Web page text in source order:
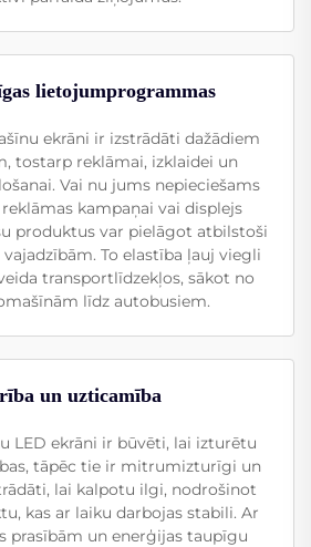
lietojumprogrammas
ekrāni ir izstrādāti dažādiem
tostarp reklāmai, izklaidei un
Vai nu jums nepieciešams
kampaņai vai displejs
produktus var pielāgot atbilstoši
To elastība ļauj viegli
transportlīdzekļos, sākot no
līdz autobusiem.
un uzticamība
LED ekrāni ir būvēti, lai izturētu
tāpēc tie ir mitrumizturīgi un
lai kalpotu ilgi, nodrošinot
kas ar laiku darbojas stabili. Ar
prasībām un enerģijas taupīgu